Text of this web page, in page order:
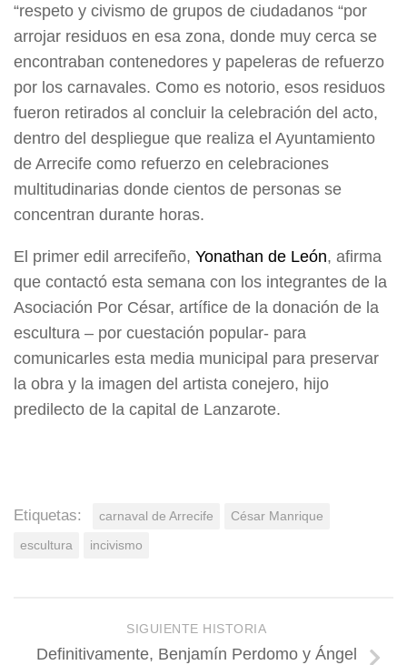
“respeto y civismo de grupos de ciudadanos “por
arrojar residuos en esa zona, donde muy cerca se
encontraban contenedores y papeleras de refuerzo
por los carnavales. Como es notorio, esos residuos
fueron retirados al concluir la celebración del acto,
dentro del despliegue que realiza el Ayuntamiento
de Arrecife como refuerzo en celebraciones
multitudinarias donde cientos de personas se
concentran durante horas.
El primer edil arrecifeño, Yonathan de León, afirma
que contactó esta semana con los integrantes de la
Asociación Por César, artífice de la donación de la
escultura – por cuestación popular- para
comunicarles esta media municipal para preservar
la obra y la imagen del artista conejero, hijo
predilecto de la capital de Lanzarote.
Etiquetas: carnaval de Arrecife
César Manrique
escultura
incivismo
SIGUIENTE HISTORIA
Definitivamente, Benjamín Perdomo y Ángel